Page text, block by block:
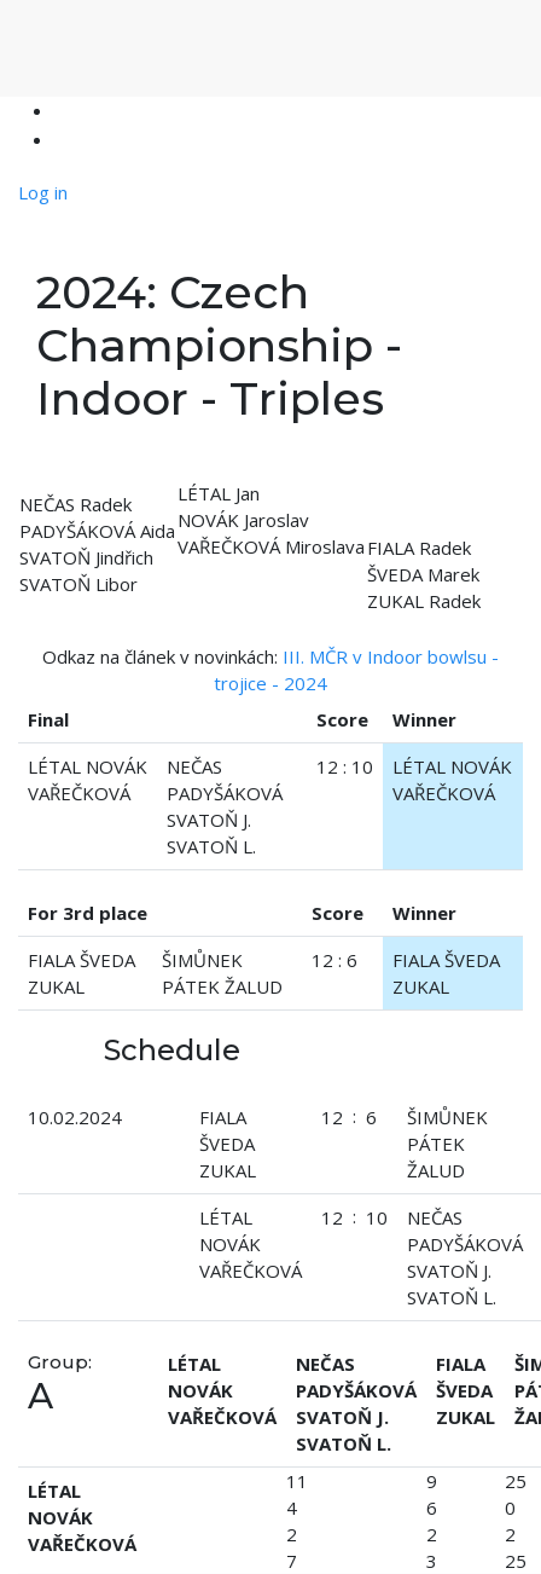
Log in
2024: Czech
Championship -
Indoor - Triples
LÉTAL Jan
NOVÁK Jaroslav
VAŘEČKOVÁ Miroslava
NEČAS Radek
PADYŠÁKOVÁ Aida
SVATOŇ Jindřich
SVATOŇ Libor
FIALA Radek
ŠVEDA Marek
ZUKAL Radek
Odkaz na článek v novinkách: III. MČR v Indoor bowlsu -
trojice - 2024
Final
Score
Winner
LÉTAL NOVÁK
VAŘEČKOVÁ
NEČAS
PADYŠÁKOVÁ
SVATOŇ J.
SVATOŇ L.
12 : 10
LÉTAL NOVÁK
VAŘEČKOVÁ
For 3rd place Score
Winner
FIALA ŠVEDA
ZUKAL
ŠIMŮNEK
PÁTEK ŽALUD
12 : 6
FIALA ŠVEDA
ZUKAL
Schedule
10.02.2024
FIALA
ŠVEDA
ZUKAL
12 : 6
ŠIMŮNEK
PÁTEK
ŽALUD
LÉTAL
NOVÁK
VAŘEČKOVÁ
12 : 10
NEČAS
PADYŠÁKOVÁ
SVATOŇ J.
SVATOŇ L.
Group:
A
LÉTAL
NOVÁK
VAŘEČKOVÁ
NEČAS
PADYŠÁKOVÁ
SVATOŇ J.
SVATOŇ L.
FIALA
ŠVEDA
ZUKAL
LÉTAL
NOVÁK
VAŘEČKOVÁ
11
4
2
7
9
6
2
3
25
0
2
25